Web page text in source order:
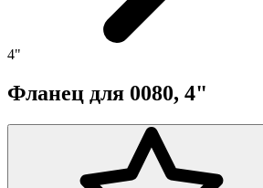
4"
Фланец для 0080, 4"